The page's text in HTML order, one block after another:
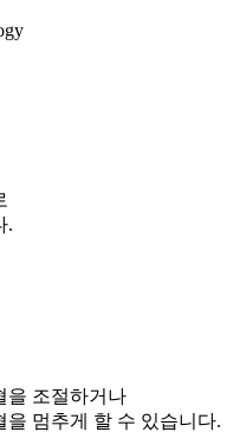
.
을 조절하거나
멈추게 할 수 있습니다.